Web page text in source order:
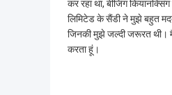
कर रहा था, बीजिंग
लिमिटेड के सैंडी ने मुझे बहुत
जिनकी मुझे जल्दी जरूरत थी।
करता हूं।